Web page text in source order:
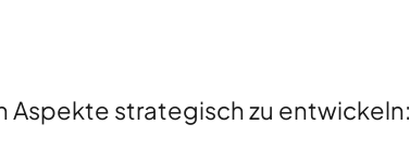
Aspekte strategisch zu entwickeln: